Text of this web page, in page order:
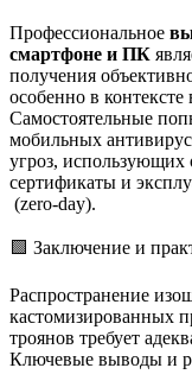
Профессиональное
смартфоне и ПК
получения
особенно в
Самостоятельные
мобильных
угроз,
сертификаты и
(zero-day).
🟩 Заключение и
Распространение
кастомизированных
троянов требует
Ключевые выводы и